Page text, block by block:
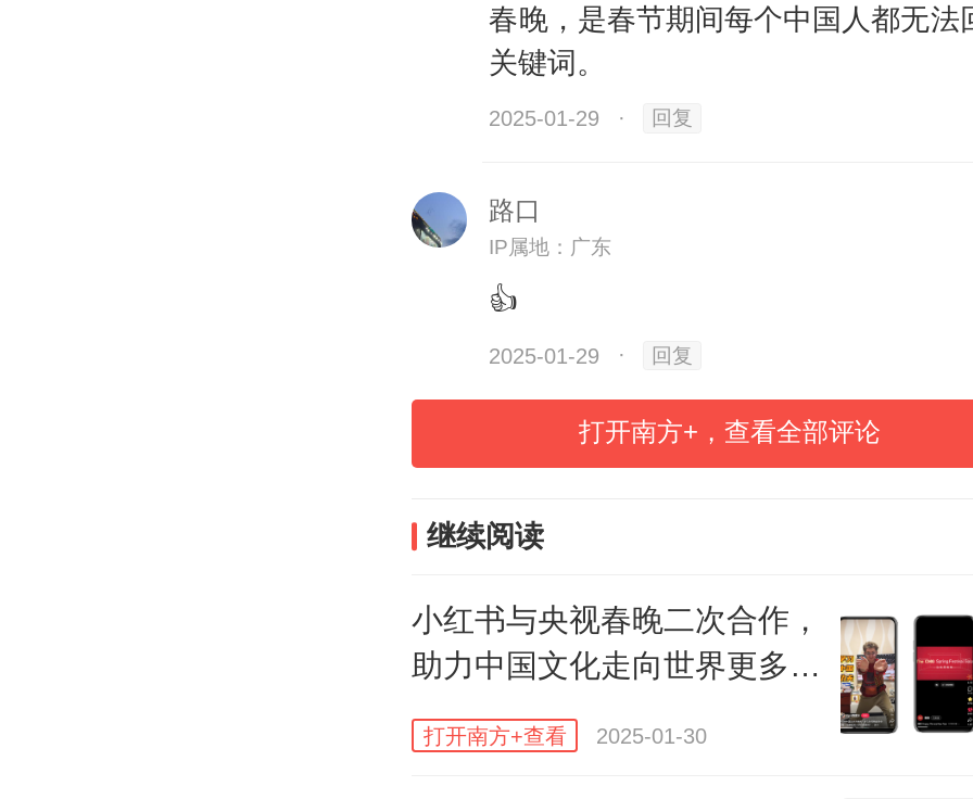
上春晚”，到“王菲携新曲五上春晚”，主
经典重现，极大地拉起了人们的期待值
见怎么演？看不见如何解说？
出了针对不同残疾观众群体的视障版和
无障碍转播，这是我们观看春晚直播时
知的“背后维度”，利用有效的热搜，增
晚人文情怀的厚度，为“春晚，是所有
晚”赋予了更加深刻的内涵。
合，相融共生地构筑为“好看”这一概念。
为了更好地达到观众审美预期的延伸，
春晚纷纷主打一个“听劝”。然而一味追逐
搜的结果必然导致审美疲劳，如春晚语
春晚，是春节期间每个中国人都无法
关键词。
2025-01-29 · 回复
路口
IP属地：广东
👍
2025-01-29 · 回复
打开南方+，查看全部评论
继续阅读
小红书与央视春晚二次合作，
助力中国文化走向世界更多角
落
打开南方+查看 2025-01-30